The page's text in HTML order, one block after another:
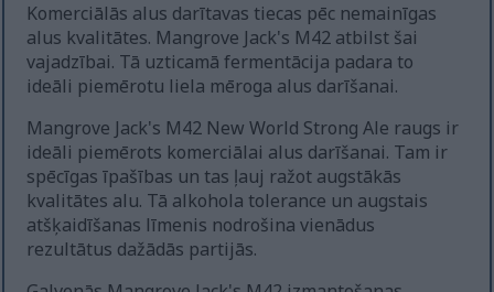
Komerciālās alus darītavas tiecas pēc nemainīgas
alus kvalitātes. Mangrove Jack's M42 atbilst šai
vajadzībai. Tā uzticamā fermentācija padara to
ideāli piemērotu liela mēroga alus darīšanai.
Mangrove Jack's M42 New World Strong Ale raugs ir
ideāli piemērots komerciālai alus darīšanai. Tam ir
spēcīgas īpašības un tas ļauj ražot augstākās
kvalitātes alu. Tā alkohola tolerance un augstais
atšķaidīšanas līmenis nodrošina vienādus
rezultātus dažādās partijās.